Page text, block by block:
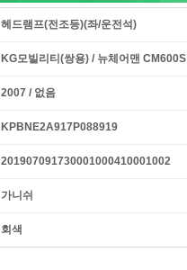
헤드램프(전조등)(좌/운전석)
KG모빌리티(쌍용) / 뉴체어맨 CM600S
2007 / 없음
KPBNE2A917P088919
201907091730001000410001002
가니쉬
회색